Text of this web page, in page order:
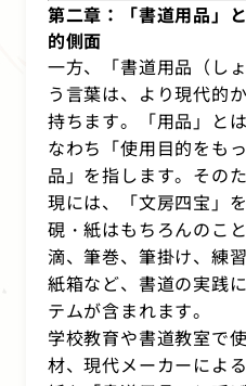
第二章：「書道用品」
的側面
一方、「書道用品（し
う言葉は、より現代的
持ちます。「用品」と
なわち「使用目的をも
品」を指します。その
現には、「文房四宝」
硯・紙はもちろんのこ
滴、筆巻、筆掛け、練
紙箱など、書道の実践
テムが含まれます。
学校教育や書道教室で
材、現代メーカーによ